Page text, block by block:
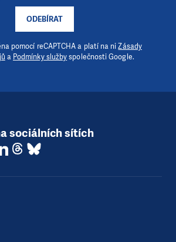
ODEBÍRAT
pomocí reCAPTCHA a platí na niZásady
a Podmínky službyspolečnosti Google.
sociálních sítích